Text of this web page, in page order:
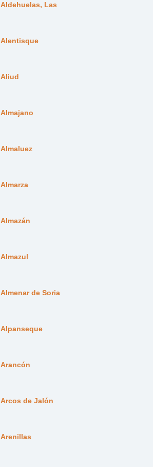
Aldehuelas, Las
Alentisque
Aliud
Almajano
Almaluez
Almarza
Almazán
Almazul
Almenar de Soria
Alpanseque
Arancón
Arcos de Jalón
Arenillas